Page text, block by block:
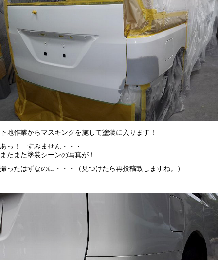
下地作業からマスキングを施して塗装に入ります！
あっ！ すみません・・・
またまた塗装シーンの写真が！
撮ったはずなのに・・・（見つけたら再投稿致しますね。）